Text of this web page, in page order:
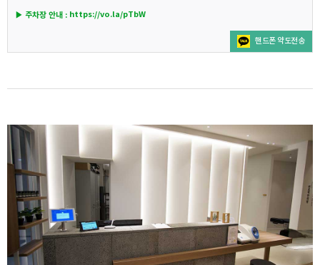
▶ 주차장 안내 : https://vo.la/pTbW
핸드폰 약도전송